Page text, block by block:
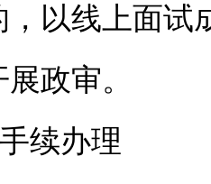
，以线上面试
政审。
续办理